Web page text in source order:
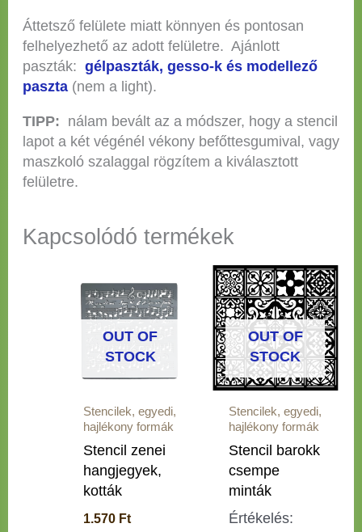
Áttetsző felülete miatt könnyen és pontosan
felhelyezhető az adott felületre. Ajánlott
paszták: gélpaszták, gesso-k és modellező
paszta(nem a light).
TIPP: nálam bevált az a módszer, hogy a stencil
lapot a két végénél vékony befőttesgumival, vagy
maszkoló szalaggal rögzítem a kiválasztott
felületre.
Kapcsolódó termékek
OUT OF
STOCK
Stencilek, egyedi,
hajlékony formák
Stencil zenei
hangjegyek,
kották
1.570 Ft
OUT OF
STOCK
Stencilek, egyedi,
hajlékony formák
Stencil barokk
csempe
minták
Értékelés: